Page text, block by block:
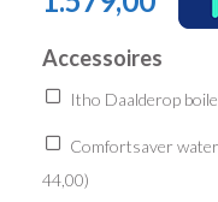
Accessoires
Itho Daalderop
Comfortsaver
44,00)